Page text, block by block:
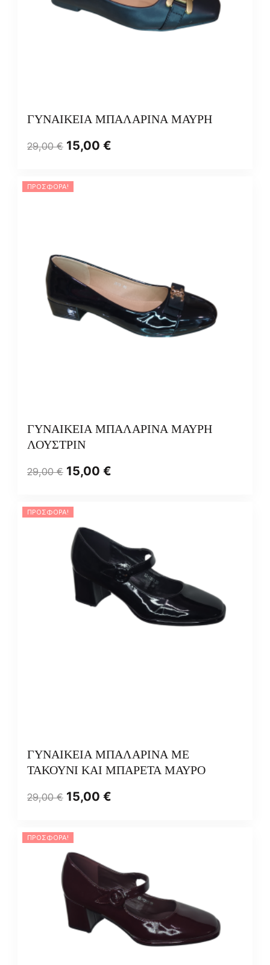
ΓΥΝΑΙΚΕΙΑ ΜΠΑΛΑΡΙΝΑ ΜΑΥΡΗ
29,00€ 15,00 €
ΠΡΟΣΦΟΡΆ!
ΓΥΝΑΙΚΕΙΑ ΜΠΑΛΑΡΙΝΑ ΜΑΥΡΗ
ΛΟΥΣΤΡΙΝ
29,00€ 15,00 €
ΠΡΟΣΦΟΡΆ!
ΓΥΝΑΙΚΕΙΑ ΜΠΑΛΑΡΙΝΑ ΜΕ
ΤΑΚΟΥΝΙ ΚΑΙ ΜΠΑΡΕΤΑ ΜΑΥΡΟ
29,00€ 15,00 €
ΠΡΟΣΦΟΡΆ!